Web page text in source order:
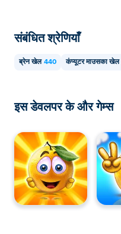
संबंधित श्रेणियाँ
ब्रेन खेल 440 कंप्यूटर माउसका खेल
इस डेवलपर के और गेम्स